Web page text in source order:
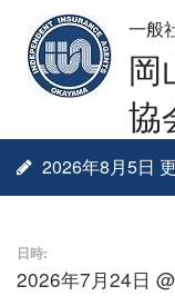
一般
岡
協
2026年8月5日
日時:
2026年7月24日